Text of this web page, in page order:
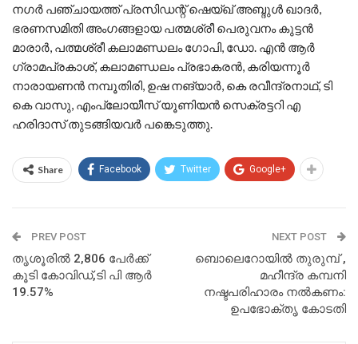
നഗർ പഞ്ചായത്ത് പ്രസിഡന്റ് ഷെയ്ഖ് അബ്ദുൾ ഖാദർ,
ഭരണസമിതി അംഗങ്ങളായ പത്മശ്രീ പെരുവനം കുട്ടൻ
മാരാർ, പത്മശ്രീ കലാമണ്ഡലം ഗോപി, ഡോ. എൻ ആർ
ഗ്രാമപ്രകാശ്, കലാമണ്ഡലം പ്രഭാകരൻ, കരിയന്നൂർ
നാരായണൻ നമ്പൂതിരി, ഉഷ നങ്യാർ, കെ രവീന്ദ്രനാഥ്, ടി
കെ വാസു, എംപ്ലോയീസ് യൂണിയൻ സെക്രട്ടറി എ
ഹരിദാസ് തുടങ്ങിയവർ പങ്കെടുത്തു.
Share Facebook Twitter Google+
PREV POST
തൃശൂരിൽ 2,806 പേര്‍ക്ക്
കൂടി കോവിഡ്,ടി പി ആർ
19.57%
NEXT POST
ബൊലെറോയിൽ തുരുമ്പ് ,
മഹീന്ദ്ര കമ്പനി
നഷ്ടപരിഹാരം നൽകണം:
ഉപഭോക്തൃ കോടതി